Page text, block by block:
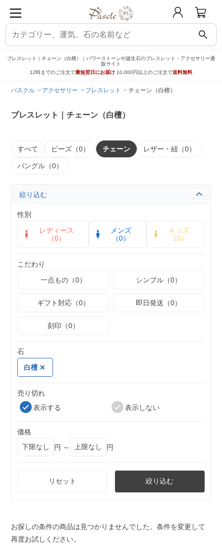
search
ブレスレット｜チェーン（白檀）｜パワーストーンや誕生石のブレスレット・アクセサリー通
販サイト
12時までのご注文で最短翌日にお届け 10,000円以上のご注文で送料無料
パスクル アクセサリー ブレスレット チェーン（白檀）
ブレスレット｜チェーン（白檀）
すべて ビーズ（0） チェーン レザー・紐（0）
バングル（0）
絞り込む
性別
レディース
（0）
メンズ
（0）
キッズ
（0）
こだわり
一点もの（0）
シンプル（0）
ギフト対応（0） 即日発送（0）
刻印（0）
石
白檀
売り切れ
表示する
表示しない
価格
円 ～
円
リセット 絞り込む
お探しの条件の商品は見つかりませんでした。条件を変更して
再度お試しください。